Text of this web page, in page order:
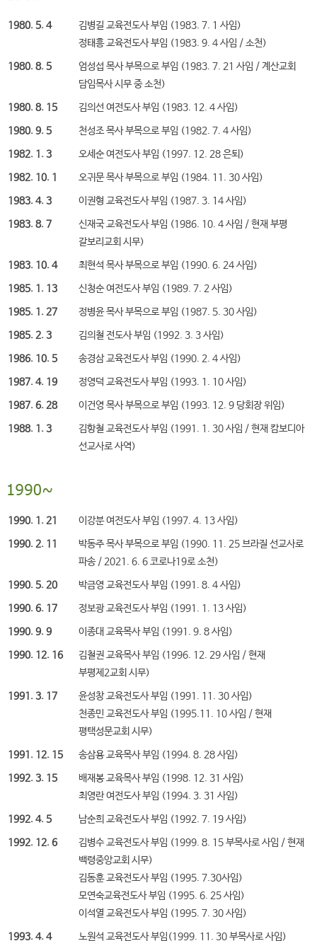
1980. 5. 4
김병길 교육전도사 부임 (1983. 7. 1 사임)
정태흥 교육전도사 부임 (1983. 9. 4 사임 / 소천)
1980. 8. 5
엄성섭 목사 부목으로 부임 (1983. 7. 21 사임 / 계산교회
담임목사 시무 중 소천)
1980. 8. 15 김의선 여전도사 부임 (1983. 12. 4 사임)
1980. 9. 5 천성조 목사 부목으로 부임 (1982. 7. 4 사임)
1982. 1. 3 오세순 여전도사 부임 (1997. 12. 28 은퇴)
1982. 10. 1 오귀문 목사 부목으로 부임 (1984. 11. 30 사임)
1983. 4. 3 이권형 교육전도사 부임 (1987. 3. 14 사임)
1983. 8. 7
신재국 교육전도사 부임 (1986. 10. 4 사임 / 현재 부평
갈보리교회 시무)
1983. 10. 4 최현석 목사 부목으로 부임 (1990. 6. 24 사임)
1985. 1. 13 신청순 여전도사 부임 (1989. 7. 2 사임)
1985. 1. 27 정병윤 목사 부목으로 부임 (1987. 5. 30 사임)
1985. 2. 3 김의철 전도사 부임 (1992. 3. 3 사임)
1986. 10. 5 송경삼 교육전도사 부임 (1990. 2. 4 사임)
1987. 4. 19 정영덕 교육전도사 부임 (1993. 1. 10 사임)
1987. 6. 28 이건영 목사 부목으로 부임 (1993. 12. 9 당회장 위임)
1988. 1. 3
김항철 교육전도사 부임 (1991. 1. 30 사임 / 현재 캄보디아
선교사로 사역)
1990. 1. 21 이강분 여전도사 부임 (1997. 4. 13 사임)
1990. 2. 11
박동주 목사 부목으로 부임 (1990. 11. 25 브라질 선교사로
파송 / 2021. 6. 6 코로나19로 소천)
1990. 5. 20 박금영 교육전도사 부임 (1991. 8. 4 사임)
1990. 6. 17 정보광 교육전도사 부임 (1991. 1. 13 사임)
1990. 9. 9 이종대 교육목사 부임 (1991. 9. 8 사임)
1990. 12. 16
김철권 교육목사 부임 (1996. 12. 29 사임 / 현재
부평제2교회 시무)
1991. 3. 17
윤성창 교육전도사 부임 (1991. 11. 30 사임)
천종민 교육전도사 부임 (1995.11. 10 사임 / 현재
평택성문교회 시무)
1991. 12. 15 송삼용 교육목사 부임 (1994. 8. 28 사임)
1992. 3. 15
배재봉 교육목사 부임 (1998. 12. 31 사임)
최영란 여전도사 부임 (1994. 3. 31 사임)
1992. 4. 5 남순희 교육전도사 부임 (1992. 7. 19 사임)
1992. 12. 6
김병수 교육전도사 부임 (1999. 8. 15 부목사로 사임 / 현재
백령중앙교회 시무)
김동훈 교육전도사 부임 (1995. 7.30사임)
모연숙교육전도사 부임 (1995. 6. 25 사임)
이석열 교육전도사 부임 (1995. 7. 30 사임)
1993. 4. 4 노원석 교육전도사 부임(1999. 11. 30 부목사로 사임)